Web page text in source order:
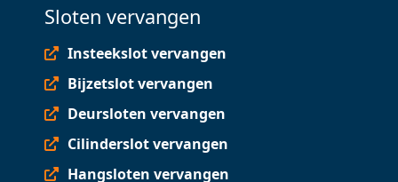
Sloten vervangen
Insteekslot vervangen
Bijzetslot vervangen
Deursloten vervangen
Cilinderslot vervangen
Hangsloten vervangen